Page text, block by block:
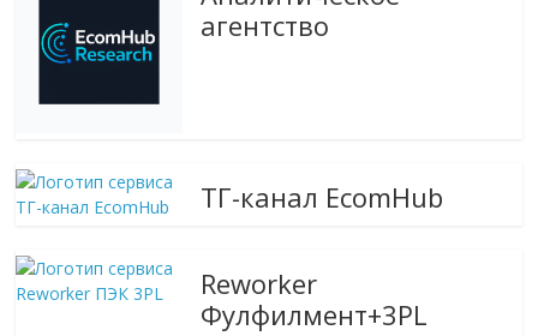
агентство
ТГ-канал EcomHub
Reworker
Фулфилмент+3PL